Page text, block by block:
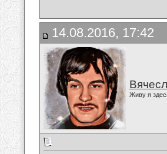
14.08.2016, 17:42
Живу я